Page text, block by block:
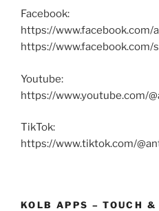
Facebook:
https://www.facebook.com/
https://www.facebook.com/
Youtube:
https://www.youtube.com/
TikTok:
https://www.tiktok.com/
KOLB APPS – TOUCH &